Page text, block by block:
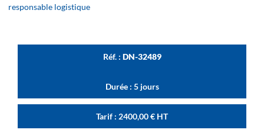
responsable logistique
Réf. : DN-32489
Durée : 5 jours
Tarif : 2400,00€ HT